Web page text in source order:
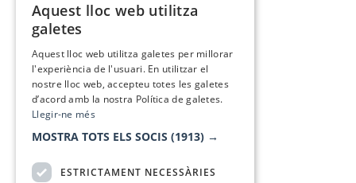
Aquest lloc web utilitza
galetes
Aquest lloc web utilitza galetes per millorar
l'experiència de l'usuari. En utilitzar el
nostre lloc web, accepteu totes les galetes
d’acord amb la nostra Política de galetes.
Llegir-ne més
MOSTRA TOTS ELS SOCIS (1913) →
ESTRICTAMENT NECESSÀRIES